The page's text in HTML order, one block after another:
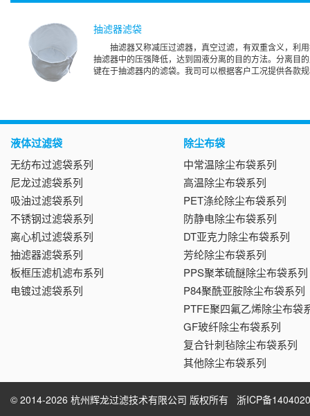
抽滤器滤袋
抽滤器又称减压过滤器，真空过滤，有双重含义，利
抽滤器中的压强降低，达到固液分离的目的方法。分离目
键在于抽滤器内的滤袋。我司可以根据客户工况提供各款
液体过滤袋
无纺布过滤袋系列
尼龙过滤袋系列
吸油过滤袋系列
不锈钢过滤袋系列
离心机过滤袋系列
抽滤器滤袋系列
板框压滤机滤布系列
电镀过滤袋系列
除尘布袋
中常温除尘布袋系列
高温除尘布袋系列
PET涤纶除尘布袋系列
防静电除尘布袋系列
DT亚克力除尘布袋系列
芳纶除尘布袋系列
PPS聚苯硫醚除尘布袋系列
P84聚酰亚胺除尘布袋系列
PTFE聚四氟乙烯除尘布袋
GF玻纤除尘布袋系列
复合针刺毡除尘布袋系列
其他除尘布袋系列
© 2014-2026 杭州辉龙过滤技术有限公司 版权所有 浙ICP备